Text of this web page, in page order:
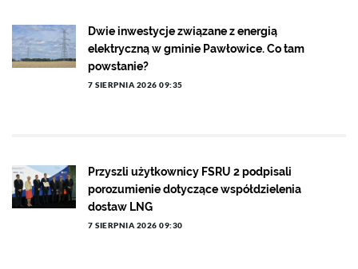
Dwie inwestycje związane z energią
elektryczną w gminie Pawłowice. Co tam
powstanie?
7 SIERPNIA 2026 09:35
Przyszli użytkownicy FSRU 2 podpisali
porozumienie dotyczące współdzielenia
dostaw LNG
7 SIERPNIA 2026 09:30